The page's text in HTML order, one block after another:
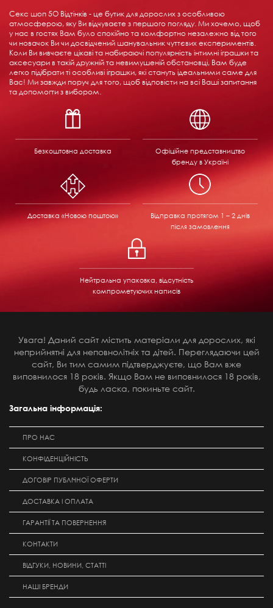
Секс шоп 5О Відтінків - це бутик для дорослих з особливою
атмосферою, яку Ви відчуваєте з першого погляду. Ми хочемо, щоб
у нас в гостях Вам було спокійно та комфортно незалежно від того
чи новачок Ви чи досвідчений шанувальник чуттєвих експериментів.
Коли Ви вивчаєте цікаві та набираючі популярність інтимні іграшки та
аксесуари в такій дружній та невимушеній обстановці, Вам буде
легко підібрати ті особливі іграшки, які стануть ідеальними саме для
Вас! Ми завжди поруч для того, щоб відповісти на всі Ваші запитання
та допомогти з вибором.
Безкоштовна доставка
Офіційне представництво
бренду в Україні
Доставка «Новою поштою» Відправка протягом 1 – 2 днів
після замовлення
Нейтральна упаковка, відсутність
компрометуючих написів
Увага! Даний сайт містить матеріали для дорослих, які
неприйнятні для неповнолітніх та дітей. Переглядаючи цей
сайт, Ви тим самим підтверджуєте, що Вам вже
виповнилося 18 років. Якщо Вам не виповнилося 18 років,
будь ласка, покиньте сайт.
Загальна інформація:
ПРО НАС
КОНФІДЕНЦІЙНІСТЬ
ДОГОВІР ПУБЛІЧНОЇ ОФЕРТИ
ДОСТАВКА І ОПЛАТА
ГАРАНТІЇ ТА ПОВЕРНЕННЯ
КОНТАКТИ
ВІДГУКИ, НОВИНИ, СТАТТІ
НАШІ БРЕНДИ